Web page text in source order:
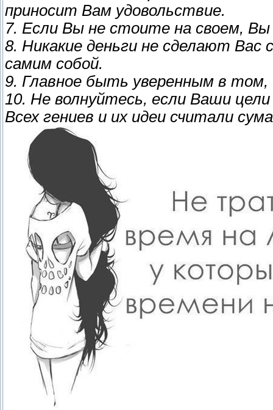
приносит Вам удовольствие.
7. Если Вы не стоите на своем, Вы
8. Никакие деньги не сделают
самим собой.
9. Главное быть уверенным в
10. Не волнуйтесь, если Ваши
Всех гениев и их идеи считали